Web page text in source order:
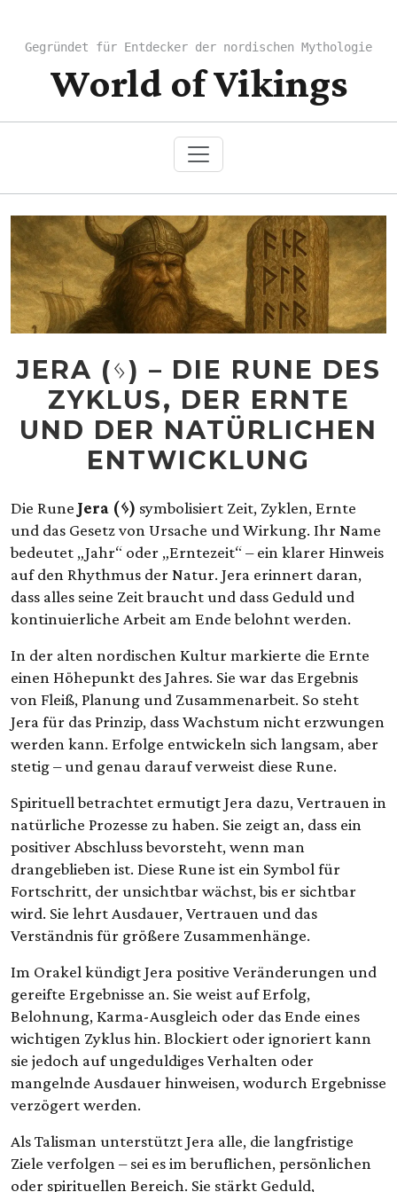
Gegründet für Entdecker der nordischen Mythologie
World of Vikings
JERA (ᛃ) – DIE RUNE DES
ZYKLUS, DER ERNTE
UND DER NATÜRLICHEN
ENTWICKLUNG
Die Rune Jera (ᛃ) symbolisiert Zeit, Zyklen, Ernte
und das Gesetz von Ursache und Wirkung. Ihr Name
bedeutet „Jahr“ oder „Erntezeit“ – ein klarer Hinweis
auf den Rhythmus der Natur. Jera erinnert daran,
dass alles seine Zeit braucht und dass Geduld und
kontinuierliche Arbeit am Ende belohnt werden.
In der alten nordischen Kultur markierte die Ernte
einen Höhepunkt des Jahres. Sie war das Ergebnis
von Fleiß, Planung und Zusammenarbeit. So steht
Jera für das Prinzip, dass Wachstum nicht erzwungen
werden kann. Erfolge entwickeln sich langsam, aber
stetig – und genau darauf verweist diese Rune.
Spirituell betrachtet ermutigt Jera dazu, Vertrauen in
natürliche Prozesse zu haben. Sie zeigt an, dass ein
positiver Abschluss bevorsteht, wenn man
drangeblieben ist. Diese Rune ist ein Symbol für
Fortschritt, der unsichtbar wächst, bis er sichtbar
wird. Sie lehrt Ausdauer, Vertrauen und das
Verständnis für größere Zusammenhänge.
Im Orakel kündigt Jera positive Veränderungen und
gereifte Ergebnisse an. Sie weist auf Erfolg,
Belohnung, Karma-Ausgleich oder das Ende eines
wichtigen Zyklus hin. Blockiert oder ignoriert kann
sie jedoch auf ungeduldiges Verhalten oder
mangelnde Ausdauer hinweisen, wodurch Ergebnisse
verzögert werden.
Als Talisman unterstützt Jera alle, die langfristige
Ziele verfolgen – sei es im beruflichen, persönlichen
oder spirituellen Bereich. Sie stärkt Geduld,